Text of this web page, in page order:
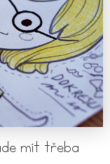
mít třeba